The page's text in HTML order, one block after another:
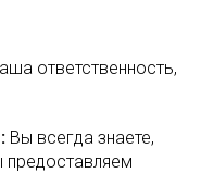
ответственность,
Вы всегда знаете,
предоставляем